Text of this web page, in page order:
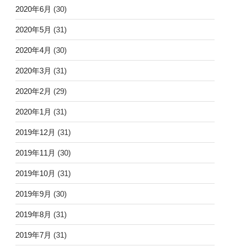
2020年6月 (30)
2020年5月 (31)
2020年4月 (30)
2020年3月 (31)
2020年2月 (29)
2020年1月 (31)
2019年12月 (31)
2019年11月 (30)
2019年10月 (31)
2019年9月 (30)
2019年8月 (31)
2019年7月 (31)